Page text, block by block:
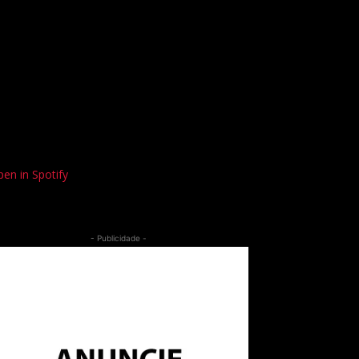
in Spotify
- Publicidade -